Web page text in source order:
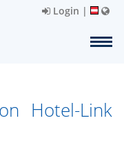
Login |
Hotel-Link